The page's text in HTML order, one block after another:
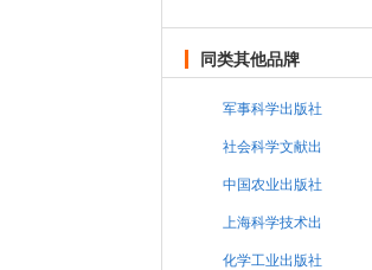
同类其他品牌
军事科学出版社
社会科学文献出
版社
中国农业出版社
上海科学技术出
版社
化学工业出版社